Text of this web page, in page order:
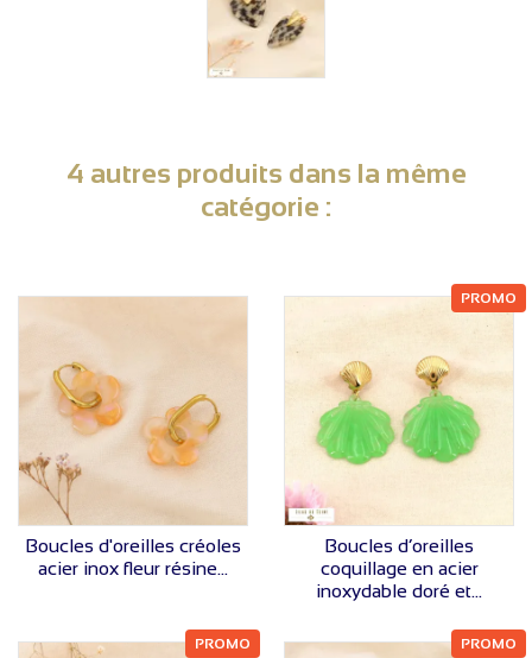
4 autres produits dans la même
catégorie :
VOIR LE PRIX
Boucles d'oreilles créoles
acier inox fleur résine...
VOIR LE PRIX
Boucles d’oreilles
coquillage en acier
inoxydable doré et...
PROMO
PROMO PROMO